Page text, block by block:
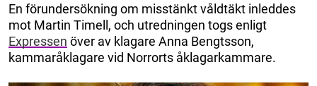
En förundersökning om misstänkt våldtäkt inleddes
mot Martin Timell, och utredningen togs enligt
Expressen över av klagare Anna Bengtsson,
kammaråklagare vid Norrorts åklagarkammare.